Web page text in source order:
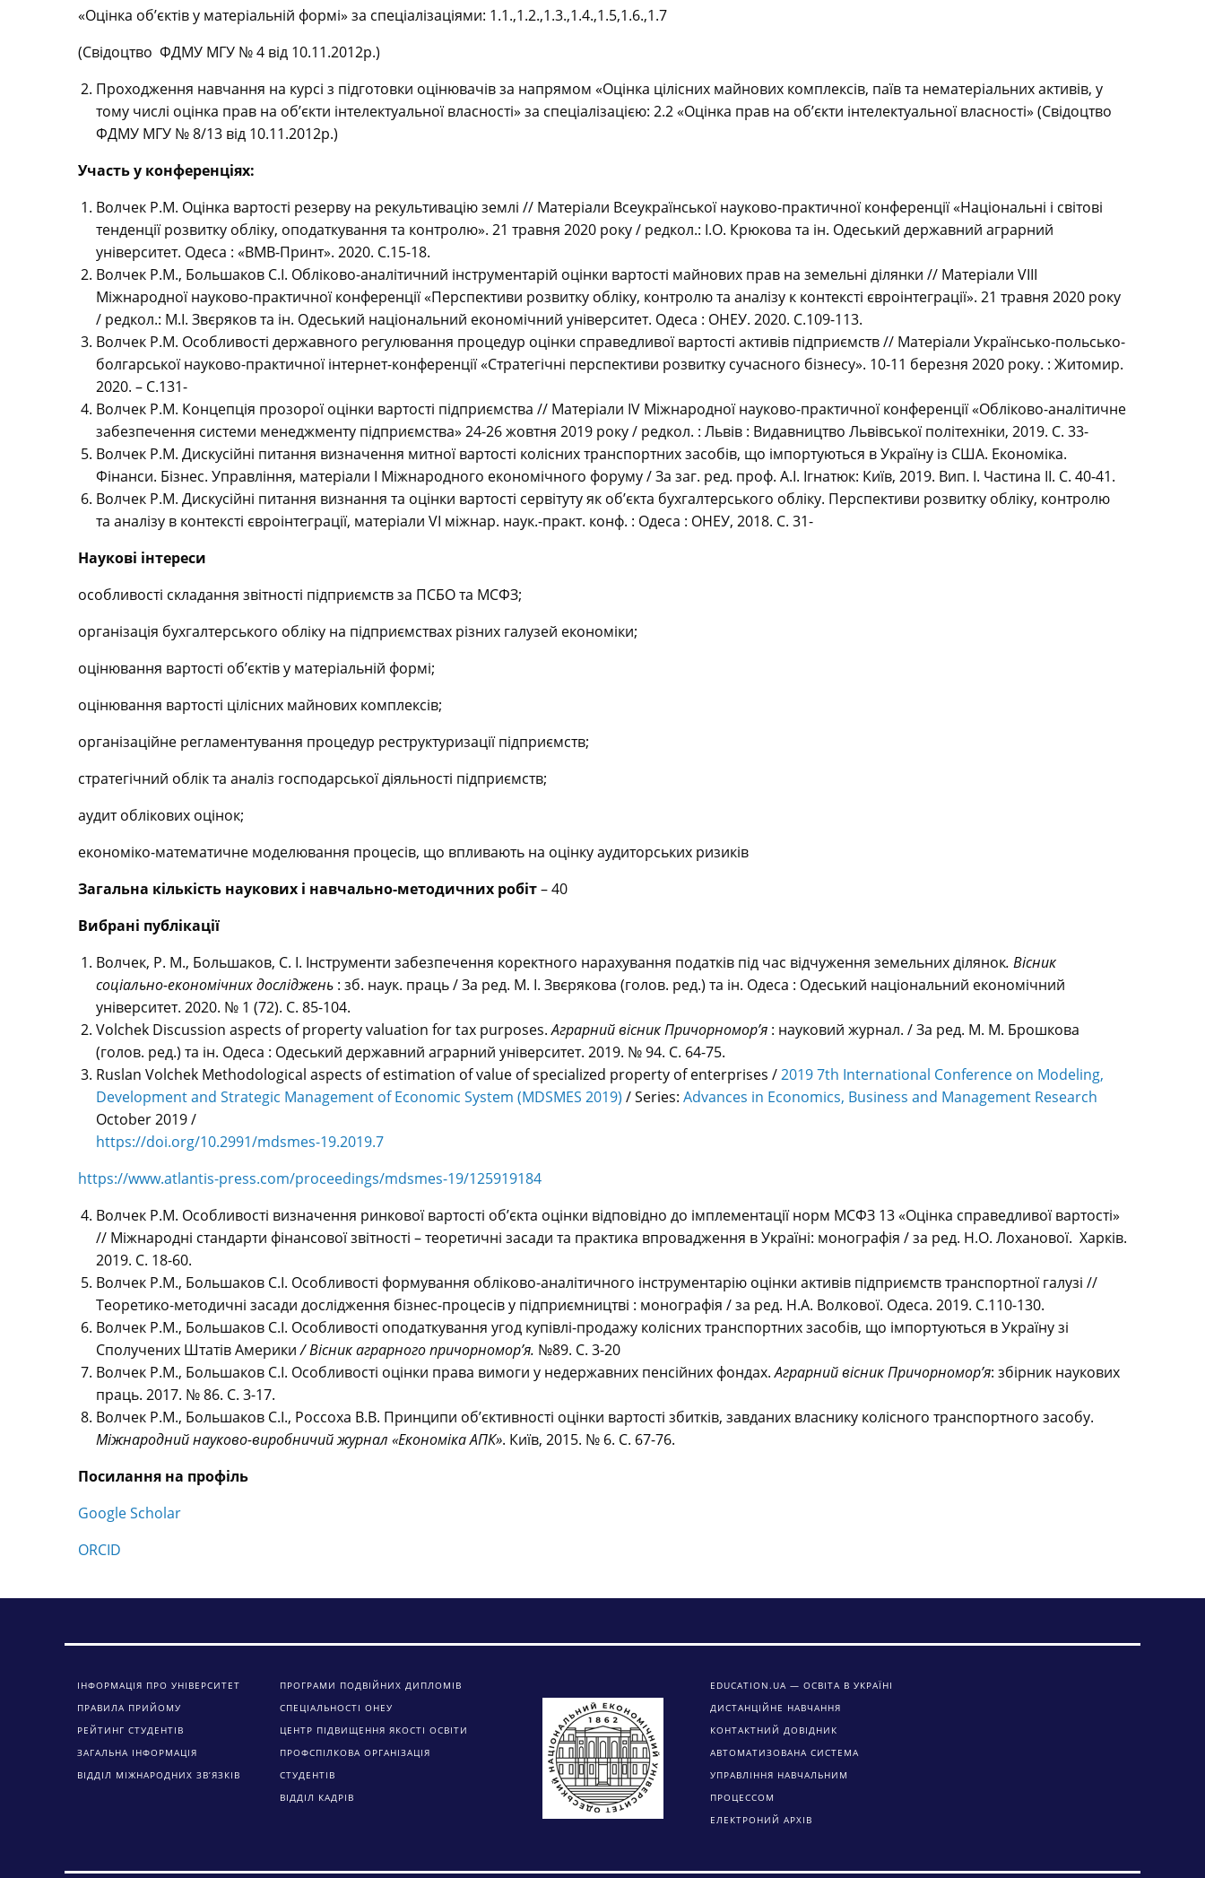
«Оцінка об’єктів у матеріальній формі» за спеціалізаціями: 1.1.,1.2.,1.3.,1.4.,1.5,1.6.,1.7
(Свідоцтво ФДМУ МГУ № 4 від 10.11.2012р.)
Проходження навчання на курсі з підготовки оцінювачів за напрямом «Оцінка цілісних майнових комплексів, паїв та нематеріальних активів, у
тому числі оцінка прав на об’єкти інтелектуальної власності» за спеціалізацією: 2.2 «Оцінка прав на об’єкти інтелектуальної власності» (Свідоцтво
ФДМУ МГУ № 8/13 від 10.11.2012р.)
Участь у конференціях:
Волчек Р.М. Оцінка вартості резерву на рекультивацію землі // Матеріали Всеукраїнської науково-практичної конференції «Національні і світові
тенденції розвитку обліку, оподаткування та контролю». 21 травня 2020 року / редкол.: І.О. Крюкова та ін. Одеський державний аграрний
університет. Одеса : «ВМВ-Принт». 2020. С.15-18.
Волчек Р.М., Большаков С.І. Обліково-аналітичний інструментарій оцінки вартості майнових прав на земельні ділянки // Матеріали VIII
Міжнародної науково-практичної конференції «Перспективи розвитку обліку, контролю та аналізу к контексті євроінтеграції». 21 травня 2020 року
/ редкол.: М.І. Звєряков та ін. Одеський національний економічний університет. Одеса : ОНЕУ. 2020. С.109-113.
Волчек Р.М. Особливості державного регулювання процедур оцінки справедливої вартості активів підприємств // Матеріали Українсько-польсько-
болгарської науково-практичної інтернет-конференції «Стратегічні перспективи розвитку сучасного бізнесу». 10-11 березня 2020 року. : Житомир.
2020. – С.131-
Волчек Р.М. Концепція прозорої оцінки вартості підприємства // Матеріали ІV Міжнародної науково-практичної конференції «Обліково-аналітичне
забезпечення системи менеджменту підприємства» 24-26 жовтня 2019 року / редкол. : Львів : Видавництво Львівської політехніки, 2019. С. 33-
Волчек Р.М. Дискусійні питання визначення митної вартості колісних транспортних засобів, що імпортуються в Україну із США. Економіка.
Фінанси. Бізнес. Управління, матеріали І Міжнародного економічного форуму / За заг. ред. проф. А.І. Ігнатюк: Київ, 2019. Вип. І. Частина ІI. С. 40-41.
Волчек Р.М. Дискусійні питання визнання та оцінки вартості сервітуту як об’єкта бухгалтерського обліку. Перспективи розвитку обліку, контролю
та аналізу в контексті євроінтеграції, матеріали VI міжнар. наук.-практ. конф. : Одеса : ОНЕУ, 2018. С. 31-
Наукові інтереси
особливості складання звітності підприємств за ПСБО та МСФЗ;
організація бухгалтерського обліку на підприємствах різних галузей економіки;
оцінювання вартості об’єктів у матеріальній формі;
оцінювання вартості цілісних майнових комплексів;
організаційне регламентування процедур реструктуризації підприємств;
стратегічний облік та аналіз господарської діяльності підприємств;
аудит облікових оцінок;
економіко-математичне моделювання процесів, що впливають на оцінку аудиторських ризиків
Загальна кількість наукових і навчально-методичних робіт– 40
Вибрані публікації
Волчек, Р. М., Большаков, С. І. Інструменти забезпечення коректного нарахування податків під час відчуження земельних ділянок. Вісник
соціально-економічних досліджень : зб. наук. праць / За ред. М. І. Звєрякова (голов. ред.) та ін. Одеса : Одеський національний економічний
університет. 2020. № 1 (72). С. 85-104.
Volchek Discussion aspects of property valuation for tax purposes.Аграрний вісник Причорномор’я : науковий журнал. / За ред. М. М. Брошкова
(голов. ред.) та ін. Одеса : Одеський державний аграрний університет. 2019. № 94. С. 64-75.
Ruslan Volchek Methodological aspects of estimation of value of specialized property of enterprises /2019 7th International Conference on Modeling,
Development and Strategic Management of Economic System (MDSMES 2019) / Series: Advances in Economics, Business and Management Research
October 2019 /
https://doi.org/10.2991/mdsmes-19.2019.7
https://www.atlantis-press.com/proceedings/mdsmes-19/125919184
Волчек Р.М. Особливості визначення ринкової вартості об’єкта оцінки відповідно до імплементації норм МСФЗ 13 «Оцінка справедливої вартості»
// Міжнародні стандарти фінансової звітності – теоретичні засади та практика впровадження в Україні: монографія / за ред. Н.О. Лоханової. Харків.
2019. С. 18-60.
Волчек Р.М., Большаков С.І. Особливості формування обліково-аналітичного інструментарію оцінки активів підприємств транспортної галузі //
Теоретико-методичні засади дослідження бізнес-процесів у підприємництві : монографія / за ред. Н.А. Волкової. Одеса. 2019. С.110-130.
Волчек Р.М., Большаков С.І. Особливості оподаткування угод купівлі-продажу колісних транспортних засобів, що імпортуються в Україну зі
Сполучених Штатів Америки/ Вісник аграрного причорномор’я. №89. С. 3-20
Волчек Р.М., Большаков С.І. Особливості оцінки права вимоги у недержавних пенсійних фондах.Аграрний вісник Причорномор’я: збірник наукових
праць. 2017. № 86. С. 3-17.
Волчек Р.М., Большаков С.І., Россоха В.В. Принципи об’єктивності оцінки вартості збитків, завданих власнику колісного транспортного засобу.
Міжнародний науково-виробничий журнал «Економіка АПК». Київ, 2015. № 6. С. 67-76.
Посилання на профіль
Google Scholar
ORCID
ІНФОРМАЦІЯ ПРО УНІВЕРСИТЕТ
ПРАВИЛА ПРИЙОМУ
РЕЙТИНГ СТУДЕНТІВ
ЗАГАЛЬНА ІНФОРМАЦІЯ
ВІДДІЛ МІЖНАРОДНИХ ЗВ’ЯЗКІВ
ПРОГРАМИ ПОДВІЙНИХ ДИПЛОМІВ
СПЕЦІАЛЬНОСТІ ОНЕУ
ЦЕНТР ПІДВИЩЕННЯ ЯКОСТІ ОСВІТИ
ПРОФСПІЛКОВА ОРГАНІЗАЦІЯ
СТУДЕНТІВ
ВІДДІЛ КАДРІВ
EDUCATION.UA — ОСВІТА В УКРАЇНІ
ДИСТАНЦІЙНЕ НАВЧАННЯ
КОНТАКТНИЙ ДОВІДНИК
АВТОМАТИЗОВАНА СИСТЕМА
УПРАВЛІННЯ НАВЧАЛЬНИМ
ПРОЦЕССОМ
ЕЛЕКТРОНИЙ АРХІВ